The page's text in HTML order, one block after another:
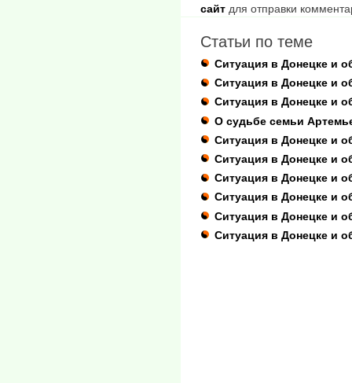
сайт для отправки
Статьи по теме
Ситуация в Донецке и
Ситуация в Донецке и
Ситуация в Донецке и
О судьбе семьи
Ситуация в Донецке и
Ситуация в Донецке и
Ситуация в Донецке и
Ситуация в Донецке и
Ситуация в Донецке и
Ситуация в Донецке и